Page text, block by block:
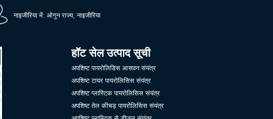
नाइजीरिया में: ओगुन राज्य, नाइजीरिया
हॉट सेल उत्पाद सूची
अपशिष्ट पायरोलिडिस आसवन संयंत्र
अपशिष्ट टायर पायरोलिसिस संयंत्र
अपशिष्ट प्लास्टिक पायरोलिसिस संयंत्र
अपशिष्ट तेल कीचड़ पायरोलिसिस संयंत्र